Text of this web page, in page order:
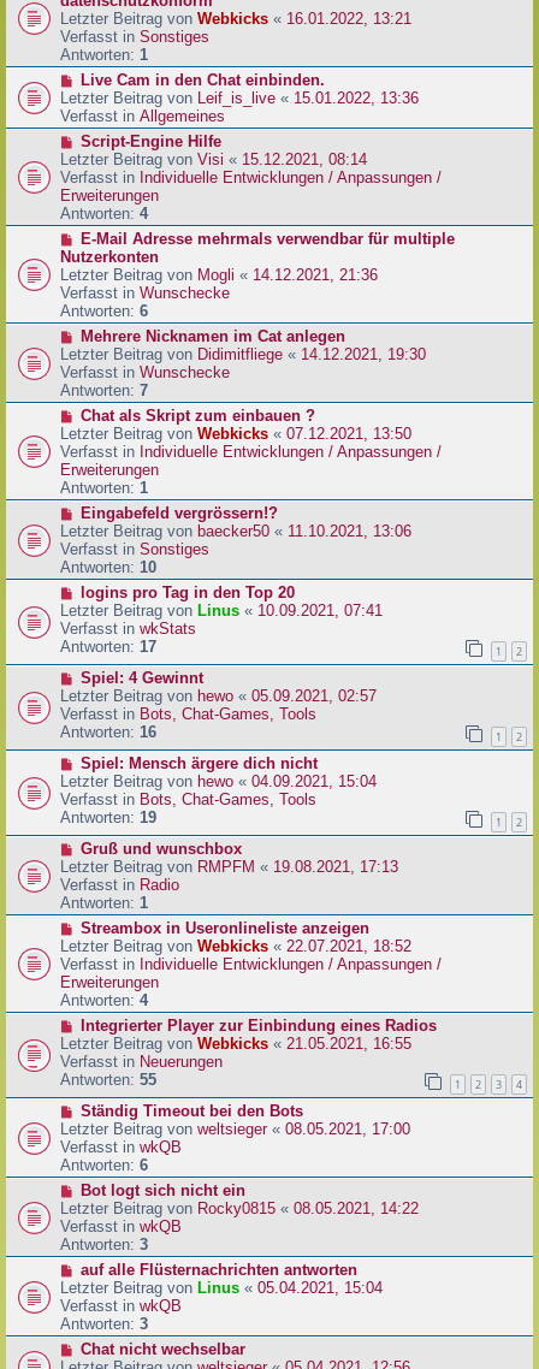
g
B
e
i
t
a
g
u
e
r
B
e
i
t
a
g
Letzter Beitrag von Webkicks « 16.01.2022, 13:21
Verfasst in Sonstiges
Antworten: 1
N
e
u
e
r
B
e
i
t
a
g
Live Cam in den Chat einbinden.
Letzter Beitrag von Leif_is_live « 15.01.2022, 13:36
Verfasst in Allgemeines
N
e
u
e
r
B
e
i
t
r
a
g
Script-Engine Hilfe
Letzter Beitrag von Visi « 15.12.2021, 08:14
Verfasst in Individuelle Entwicklungen / Anpassungen /
Erweiterungen
Antworten: 4
N
e
u
e
r
B
e
i
t
r
a
g
E-Mail Adresse mehrmals verwendbar für multiple
Nutzerkonten
Letzter Beitrag von Mogli « 14.12.2021, 21:36
Verfasst in Wunschecke
Antworten: 6
N
e
u
e
r
B
e
i
t
r
a
g
Mehrere Nicknamen im Cat anlegen
Letzter Beitrag von Didimitfliege « 14.12.2021, 19:30
Verfasst in Wunschecke
Antworten: 7
N
e
u
e
r
B
e
i
t
r
a
g
Chat als Skript zum einbauen ?
Letzter Beitrag von Webkicks « 07.12.2021, 13:50
Verfasst in Individuelle Entwicklungen / Anpassungen /
Erweiterungen
Antworten: 1
N
e
u
e
r
B
e
i
t
a
g
Eingabefeld vergrössern!?
Letzter Beitrag von baecker50 « 11.10.2021, 13:06
Verfasst in Sonstiges
Antworten: 10
N
e
u
e
r
B
e
i
t
r
a
g
logins pro Tag in den Top 20
Letzter Beitrag von Linus « 10.09.2021, 07:41
Verfasst in wkStats
Antworten: 17 1 2
N
e
u
e
r
B
e
i
t
r
a
g
Spiel: 4 Gewinnt
Letzter Beitrag von hewo « 05.09.2021, 02:57
Verfasst in Bots, Chat-Games, Tools
Antworten: 16 1 2
N
e
u
e
r
B
e
i
t
a
g
Spiel: Mensch ärgere dich nicht
Letzter Beitrag von hewo « 04.09.2021, 15:04
Verfasst in Bots, Chat-Games, Tools
Antworten: 19 1 2
N
e
u
e
r
B
e
i
t
r
a
g
Gruß und wunschbox
Letzter Beitrag von RMPFM « 19.08.2021, 17:13
Verfasst in Radio
Antworten: 1
N
e
u
e
r
B
e
i
t
r
a
g
Streambox in Useronlineliste anzeigen
Letzter Beitrag von Webkicks « 22.07.2021, 18:52
Verfasst in Individuelle Entwicklungen / Anpassungen /
Erweiterungen
Antworten: 4
N
e
u
e
r
B
e
i
t
a
g
Integrierter Player zur Einbindung eines Radios
Letzter Beitrag von Webkicks « 21.05.2021, 16:55
Verfasst in Neuerungen
Antworten: 55 1 2 3 4
N
e
u
e
r
B
e
i
t
a
g
Ständig Timeout bei den Bots
Letzter Beitrag von weltsieger« 08.05.2021, 17:00
Verfasst in wkQB
Antworten: 6
N
e
u
e
r
B
e
i
t
Bot logt sich nicht ein
Letzter Beitrag von Rocky0815 « 08.05.2021, 14:22
Verfasst in wkQB
Antworten: 3
N
e
u
e
r
B
auf alle Flüsternachrichten antworten
Letzter Beitrag von Linus « 05.04.2021, 15:04
Verfasst in wkQB
Antworten: 3
NChat nicht wechselbar